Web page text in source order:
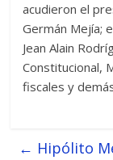
acudieron el
Germán Mejía;
Jean Alain
Constitucional,
fiscales y
← Hipólito